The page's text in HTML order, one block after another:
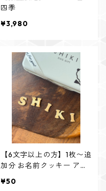
四季
¥3,980
【6文字以上の方】1枚〜追
加分 お名前クッキー アル
¥50